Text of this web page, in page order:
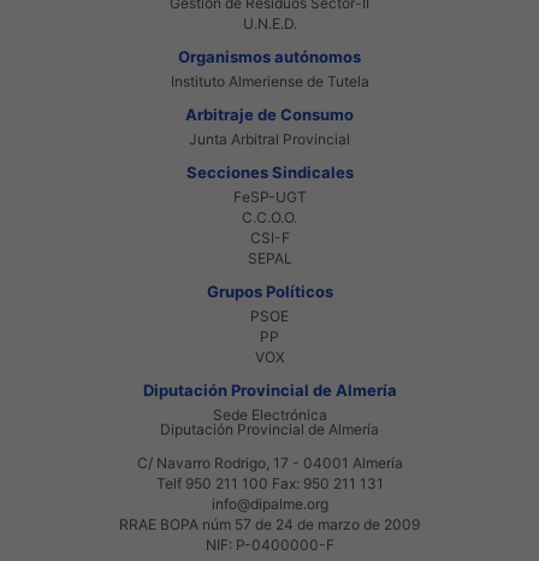
U.N.E.D.
Organismos autónomos
Instituto Almeriense de Tutela
Arbitraje de Consumo
Junta Arbitral Provincial
Secciones Sindicales
FeSP-UGT
C.C.O.O.
CSI-F
SEPAL
Grupos Políticos
PSOE
PP
VOX
Diputación Provincial de Almería
Sede Electrónica
Diputación Provincial de Almería
C/ Navarro Rodrigo, 17 - 04001 Almería
Telf 950 211 100 Fax: 950 211 131
info@dipalme.org
RRAE BOPA núm 57 de 24 de marzo de 2009
NIF: P-0400000-F